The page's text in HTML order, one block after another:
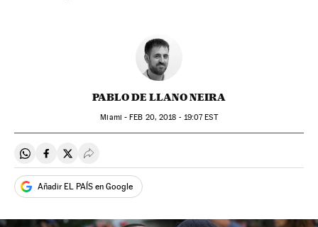
PABLO DE LLANO NEIRA
Miami -FEB 20, 2018 - 19:07EST
Compartir en Whatsapp
Compartir en Facebook
Compartir en Twitter
Desplegar Redes Sociales
Añadir EL PAÍS en Google